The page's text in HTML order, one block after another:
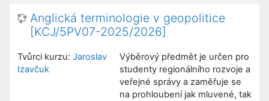
Anglická terminologie v geopolitice
[KCJ/5PV07-2025/2026]
Výběrový předmět je určen pro
studenty regionálního rozvoje a
veřejné správy a zaměřuje se
na prohloubení jak mluvené, tak
Tvůrci kurzu: Jaroslav
Izavčuk